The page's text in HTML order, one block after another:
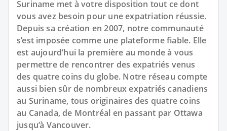
Suriname met à votre disposition tout ce dont
vous avez besoin pour une expatriation réussie.
Depuis sa création en 2007, notre communauté
s’est imposée comme une plateforme fiable. Elle
est aujourd’hui la première au monde à vous
permettre de rencontrer des expatriés venus
des quatre coins du globe. Notre réseau compte
aussi bien sûr de nombreux expatriés canadiens
au Suriname, tous originaires des quatre coins
au Canada, de Montréal en passant par Ottawa
jusqu’à Vancouver.